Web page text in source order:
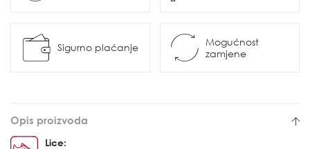
Sigurno plaćanje
Mogućnost
zamjene
Opis proizvoda
Lice: